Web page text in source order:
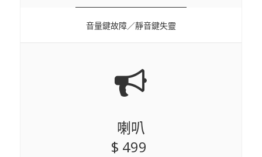
音量鍵故障／靜音鍵失靈
喇叭
$ 499